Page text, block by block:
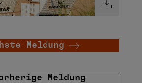
Meldung
Meldung